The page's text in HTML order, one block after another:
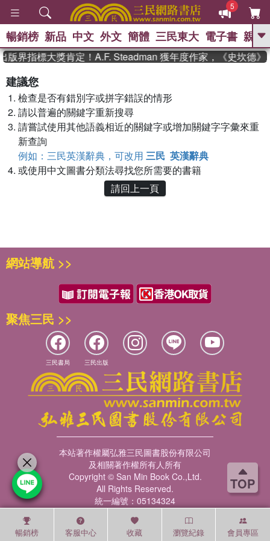
TOP
5
GO
推薦 、 國際布克獎 臺灣漫遊錄
念華
孩：黎曼猜想 、 偉大的迷走神經
暢銷榜 新品 中文 外文 簡體 三民東大 電子書 親子
版界指標大獎肯定！A.F. Steadman 獲年度作家，《史坎德》
建議您
檢查是否有錯別字或拼字錯誤的情形
請以普遍的關鍵字重新搜尋
請嘗試使用其他語義相近的關鍵字或增加關鍵字字彙來重
新查詢
例如：三民英漢辭典，可改用 三民 英漢辭典
或使用中文圖書分類法尋找您所需要的書籍
請回上一頁
暢銷榜 客服中心 收藏 瀏覽紀錄 會員專區
網站導航 >>
聚焦三民 >>
三民書局 三民出版
本站著作權屬弘雅三民圖書股份有限公司
及相關著作權所有人所有
Copyright © San Min Book Co.,Ltd.
All Rights Reserved.
統一編號：05134324